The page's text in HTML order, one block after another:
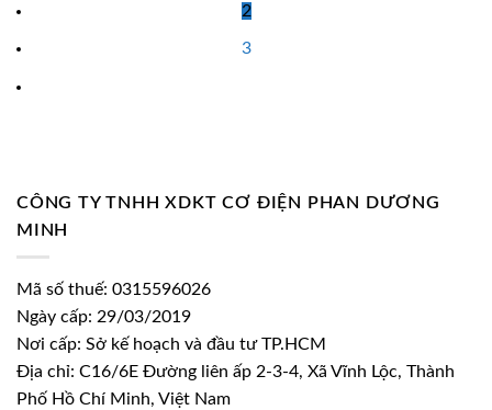
2
3
CÔNG TY TNHH XDKT CƠ ĐIỆN PHAN DƯƠNG
MINH
Mã số thuế: 0315596026
Ngày cấp: 29/03/2019
Nơi cấp: Sở kế hoạch và đầu tư TP.HCM
Địa chỉ: C16/6E Đường liên ấp 2-3-4, Xã Vĩnh Lộc, Thành
Phố Hồ Chí Minh, Việt Nam